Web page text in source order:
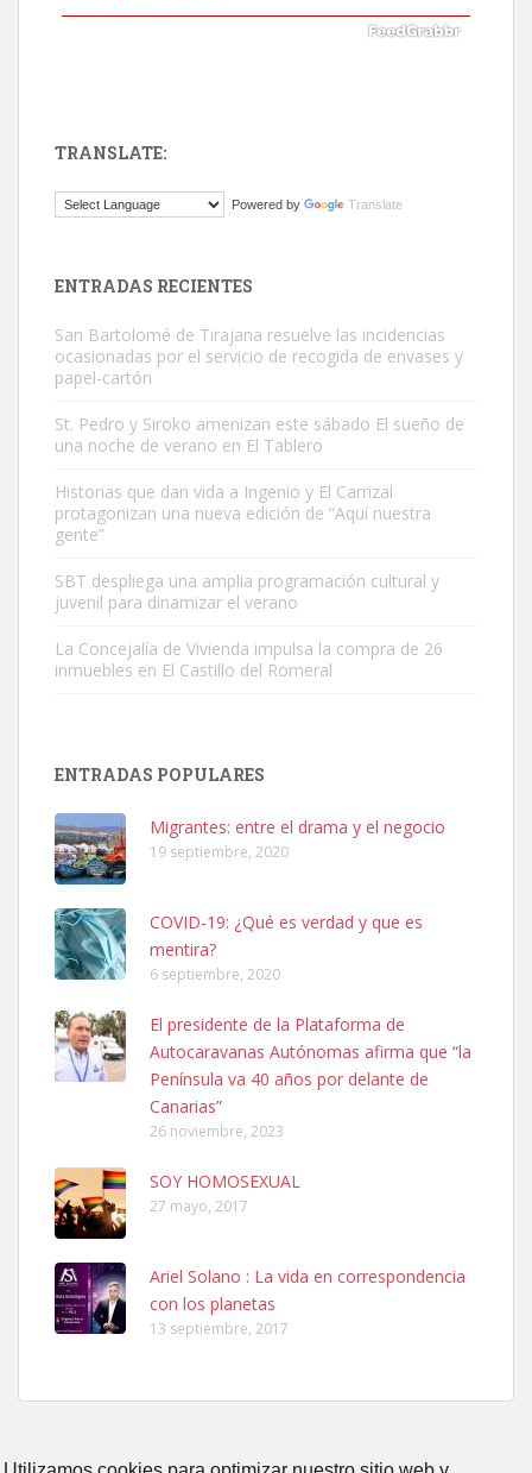
El ayuntamiento se va a llevar a Los Gatos callejeros de la zona los
Este gato macho ha aparecido en la calle hace menos de un mes,
es muy manso y extremadamente cari...
Leales.org » Gran Canaria
Leales.org » Gran Canaria
SHIBA PERDIDO AVDA JOSE MESA Y LOPEZ
PERRO MACHO RAZA SHIBA CON MICROCHIP PERDIDO HOY
06/07/2025 ZONA MESA Y LOPEZ. ES MUY ASUSTADIZO
Leales.org » Gran Canaria
6.7.2025
Ninfa perdida
El día 5 se los perdió una ninfa papillera, asustada tiene miedo a la
calle, se perdió por la zon...
TRANSLATE:
Powered by Translate
ENTRADAS RECIENTES
San Bartolomé de Tirajana resuelve las incidencias
ocasionadas por el servicio de recogida de envases y
papel-cartón
St. Pedro y Siroko amenizan este sábado El sueño de
una noche de verano en El Tablero
Historias que dan vida a Ingenio y El Carrizal
protagonizan una nueva edición de “Aquí nuestra
gente”
SBT despliega una amplia programación cultural y
juvenil para dinamizar el verano
La Concejalía de Vivienda impulsa la compra de 26
inmuebles en El Castillo del Romeral
ENTRADAS POPULARES
Migrantes: entre el drama y el negocio
19 septiembre, 2020
COVID-19: ¿Qué es verdad y que es
mentira?
6 septiembre, 2020
El presidente de la Plataforma de
Autocaravanas Autónomas afirma que “la
Península va 40 años por delante de
Canarias”
26 noviembre, 2023
SOY HOMOSEXUAL
27 mayo, 2017
Ariel Solano : La vida en correspondencia
con los planetas
13 septiembre, 2017